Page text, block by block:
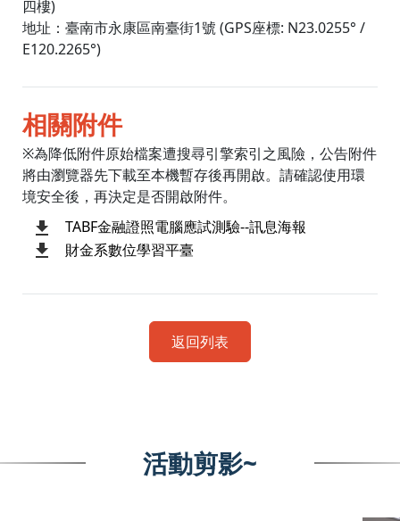
四樓)
地址：臺南市永康區南臺街1號 (GPS座標: N23.0255° /
E120.2265°)
相關附件
※為降低附件原始檔案遭搜尋引擎索引之風險，公告附件
將由瀏覽器先下載至本機暫存後再開啟。請確認使用環
境安全後，再決定是否開啟附件。
TABF金融證照電腦應試測驗--訊息海報
財金系數位學習平臺
返回列表
活動剪影~